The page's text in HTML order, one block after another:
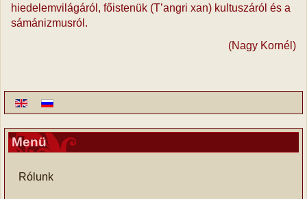
hiedelemvilágáról, főistenük (T’angri xan) kultuszáról és a
sámánizmusról.
(Nagy Kornél)
Menü
Rólunk